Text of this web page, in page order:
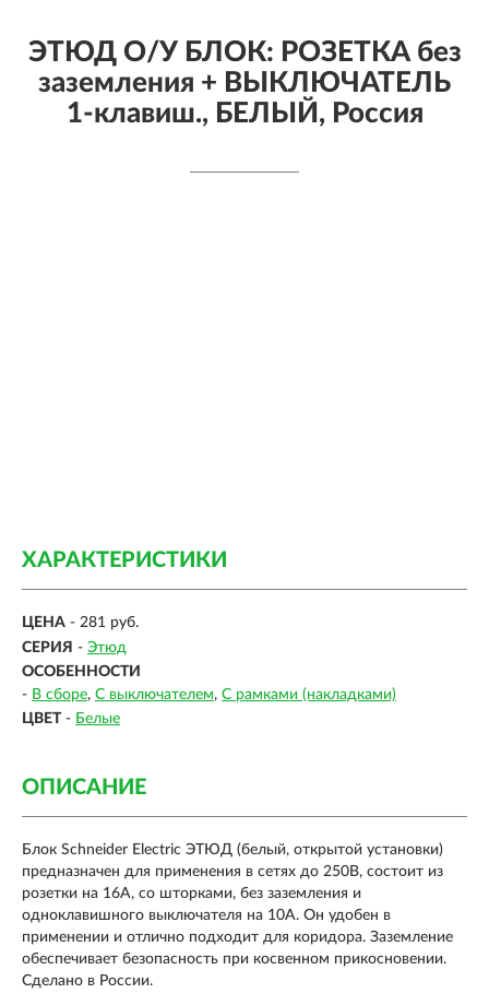
ЭТЮД О/У БЛОК: РОЗЕТКА без
заземления + ВЫКЛЮЧАТЕЛЬ
1-клавиш., БЕЛЫЙ, Россия
ХАРАКТЕРИСТИКИ
ЦЕНА - 281 руб.
СЕРИЯ - Этюд
ОСОБЕННОСТИ
- В сборе С выключателем С рамками (накладками)
ЦВЕТ - Белые
ОПИСАНИЕ
Блок Schneider Electric ЭТЮД (белый, открытой установки)
предназначен для применения в сетях до 250В, состоит из
розетки на 16А, со шторками, без заземления и
одноклавишного выключателя на 10А. Он удобен в
применении и отлично подходит для коридора. Заземление
обеспечивает безопасность при косвенном прикосновении.
Сделано в России.